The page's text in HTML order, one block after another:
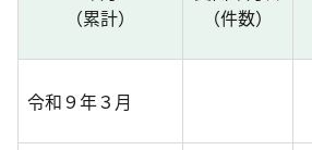
（累計）
（件数）
令和９年３月